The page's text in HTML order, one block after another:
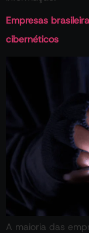
Empresas
cibernéticos
A maioria das